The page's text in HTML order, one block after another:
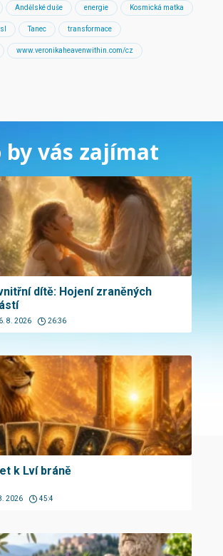
Andělské duše energie Kosmická matka
Tanec transformace
www.veronikaheavenwithin.com/cz
by vás zajímat
dítě: Hojení zraněných
6. 8. 2026 26:36
k Lví bráně
2026 45:4